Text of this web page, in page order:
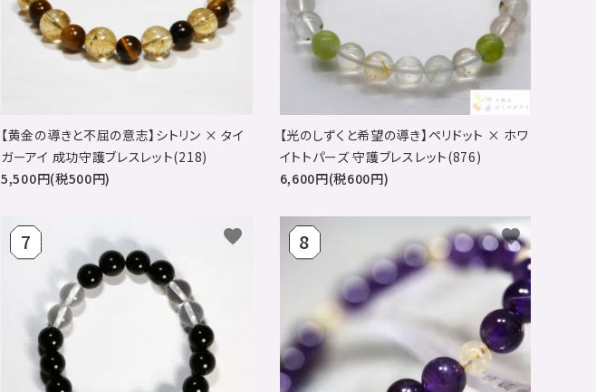
【黄金の導きと不屈の意志】シトリン × タイ
ガーアイ 成功守護ブレスレット(218)
5,500円(税500円)
【光のしずくと希望の導き】ペリドット × ホワ
イトトパーズ 守護ブレスレット(876)
6,600円(税600円)
favorite favorite